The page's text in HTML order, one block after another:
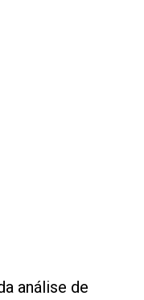
análise de